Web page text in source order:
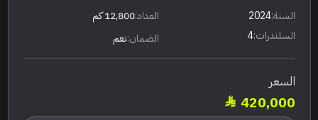
السنة:2024 العداد:12,800 كم
السلندرات:4 الضمان:نعم
السعر
420,000